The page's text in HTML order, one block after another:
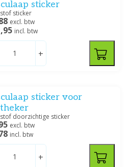
sticker
sticker
excl. btw
incl. btw
+
sticker voor
doorzichtige sticker
excl. btw
incl. btw
+